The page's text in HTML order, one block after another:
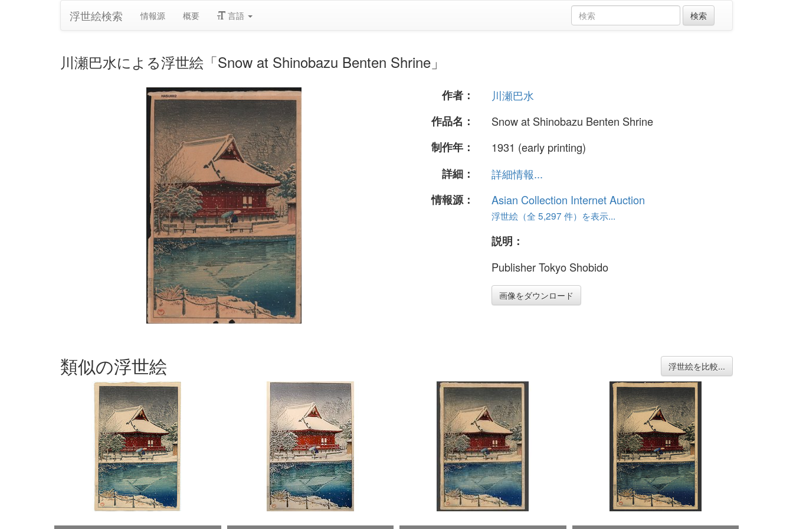
浮世絵検索 情報源 概要 言語
川瀬巴水による浮世絵「Snow at Shinobazu Benten Shrine」
作者：
川瀬巴水
作品名：
Snow at Shinobazu Benten Shrine
制作年：
1931 (early printing)
詳細：
詳細情報...
情報源：
Asian Collection Internet Auction
浮世絵（全 5,297 件）を表示...
説明：
Publisher Tokyo Shobido
画像をダウンロード
類似の浮世絵 浮世絵を比較...